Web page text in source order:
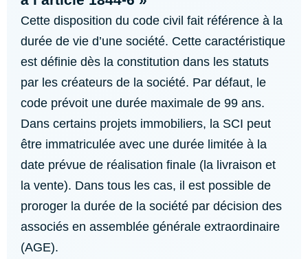
Cette disposition du code civil fait référence à la
durée de vie d’une société. Cette caractéristique
est définie dès la constitution dans les statuts
par les créateurs de la société. Par défaut, le
code prévoit une durée maximale de 99 ans.
Dans certains projets immobiliers, la SCI peut
être immatriculée avec une durée limitée à la
date prévue de réalisation finale (la livraison et
la vente). Dans tous les cas, il est possible de
proroger la durée de la société par décision des
associés en assemblée générale extraordinaire
(AGE).